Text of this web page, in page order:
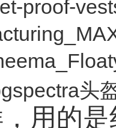
spectra头
用的